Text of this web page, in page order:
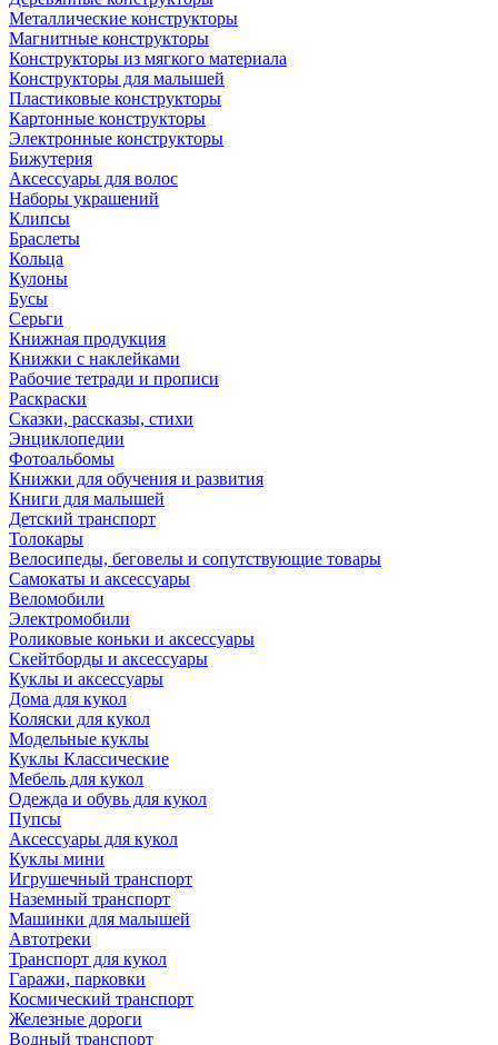
Металлические конструкторы
Магнитные конструкторы
Конструкторы из мягкого материала
Конструкторы для малышей
Пластиковые конструкторы
Картонные конструкторы
Электронные конструкторы
Бижутерия
Аксессуары для волос
Наборы украшений
Клипсы
Браслеты
Кольца
Кулоны
Бусы
Серьги
Книжная продукция
Книжки с наклейками
Рабочие тетради и прописи
Раскраски
Сказки, рассказы, стихи
Энциклопедии
Фотоальбомы
Книжки для обучения и развития
Книги для малышей
Детский транспорт
Толокары
Велосипеды, беговелы и сопутствующие товары
Самокаты и аксессуары
Веломобили
Электромобили
Роликовые коньки и аксессуары
Скейтборды и аксессуары
Куклы и аксессуары
Дома для кукол
Коляски для кукол
Модельные куклы
Куклы Классические
Мебель для кукол
Одежда и обувь для кукол
Пупсы
Аксессуары для кукол
Куклы мини
Игрушечный транспорт
Наземный транспорт
Машинки для малышей
Автотреки
Транспорт для кукол
Гаражи, парковки
Космический транспорт
Железные дороги
Водный транспорт